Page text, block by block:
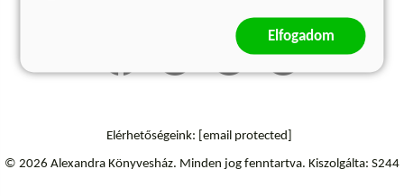
Elérhetőségeink: [email protected]
© 2026 Alexandra Könyvesház. Minden jog fenntartva. Kiszolgálta: S244
Elfogadom